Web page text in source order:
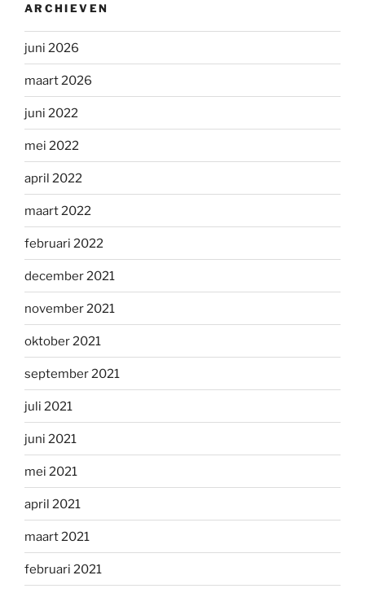
ARCHIEVEN
juni 2026
maart 2026
juni 2022
mei 2022
april 2022
maart 2022
februari 2022
december 2021
november 2021
oktober 2021
september 2021
juli 2021
juni 2021
mei 2021
april 2021
maart 2021
februari 2021